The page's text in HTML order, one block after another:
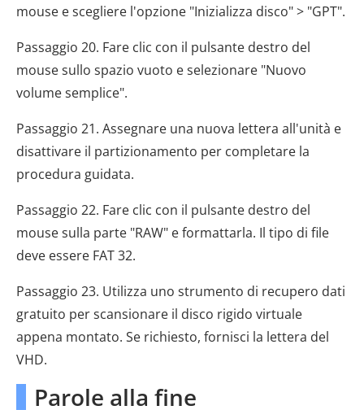
mouse e scegliere l'opzione "Inizializza disco" > "GPT".
Passaggio 20. Fare clic con il pulsante destro del
mouse sullo spazio vuoto e selezionare "Nuovo
volume semplice".
Passaggio 21. Assegnare una nuova lettera all'unità e
disattivare il partizionamento per completare la
procedura guidata.
Passaggio 22. Fare clic con il pulsante destro del
mouse sulla parte "RAW" e formattarla. Il tipo di file
deve essere FAT 32.
Passaggio 23. Utilizza uno strumento di recupero dati
gratuito per scansionare il disco rigido virtuale
appena montato. Se richiesto, fornisci la lettera del
VHD.
Parole alla fine